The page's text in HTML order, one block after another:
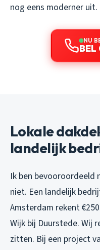
nog eens moderner uit.
NU
Lokale
landelijk
Ik ben bevooroordeeld
niet. Een landelijk
Amsterdam rekent
Wijk bij Duurstede. Wij
zitten. Bij een project